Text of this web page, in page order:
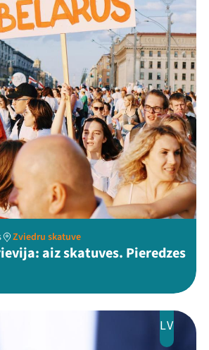
programma
Festivāls
Programma
Arhīvs
bija LAMPĀ 2026
Zviedru skatuve
aiz skatuves. Pieredzes
LV